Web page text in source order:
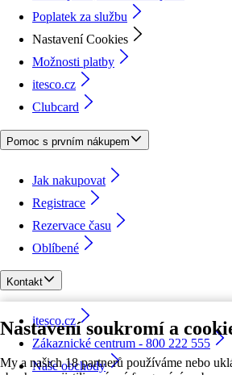
Nastavení soukromí a
My a našich 18 partnerů používáme nebo
Poplatek za službu
Nastavení Cookies
Možnosti platby
itesco.cz
Clubcard
Pomoc s prvním nákupem
Jak nakupovat
Registrace
Rezervace času
Oblíbené
Kontakt
itesco.cz
Zákaznické centrum - 800 222 555
Naše obchody